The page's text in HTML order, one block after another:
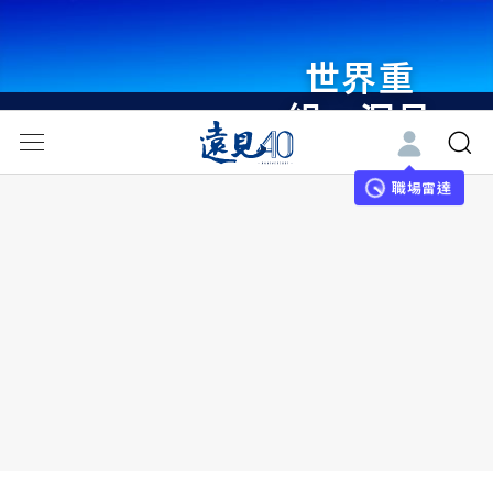
世界重
組・洞見
未來 與
世界領袖
職場雷達